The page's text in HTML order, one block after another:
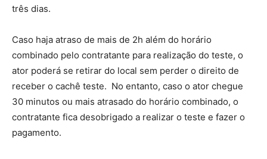
três dias.
Caso haja atraso de mais de 2h além do horário
combinado pelo contratante para realização do teste, o
ator poderá se retirar do local sem perder o direito de
receber o cachê teste. No entanto, caso o ator chegue
30 minutos ou mais atrasado do horário combinado, o
contratante fica desobrigado a realizar o teste e fazer o
pagamento.